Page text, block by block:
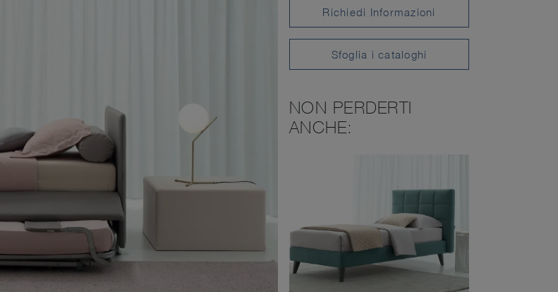
Richiedi Informazioni
Sfoglia i cataloghi
NON PERDERTI
ANCHE: